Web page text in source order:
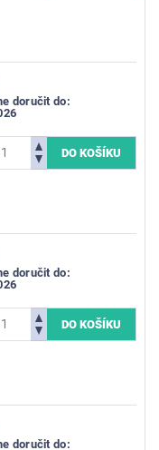
doručit do:
doručit do:
doručit do: